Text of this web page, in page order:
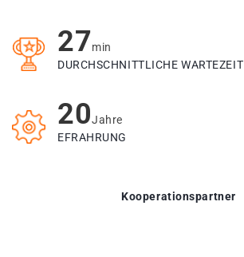
27min
DURCHSCHNITTLICHE WARTEZEIT
20Jahre
EFRAHRUNG
Kooperationspartner